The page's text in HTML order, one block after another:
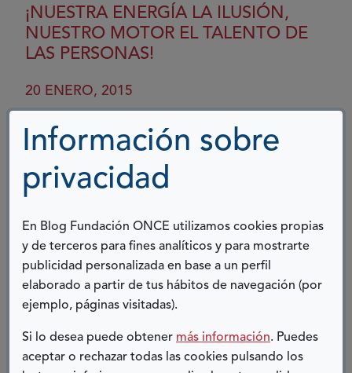
Información sobre
privacidad
En Blog Fundación ONCE utilizamos cookies propias
y de terceros para fines analíticos y para mostrarte
publicidad personalizada en base a un perfil
elaborado a partir de tus hábitos de navegación (por
ejemplo, páginas visitadas).
Si lo desea puede obtener más información. Puedes
aceptar o rechazar todas las cookies pulsando los
solidaridad
es
patrimonio
todos
¡NUESTRA ENERGÍA LA ILUSIÓN,
NUESTRO MOTOR EL TALENTO DE
LAS PERSONAS!
20 ENERO, 2015
Con estos elementos que nos permiten hacer
camino, y con el propósito de abrir un nuevo
espacio de expresión de conocimientos y reflexión,
presentamos el Blog de Fundación
Ver más
sobre
¡Nuestra
energía
Ilusión,
nuestro
UNOS DÍAS GENIALES
10 SEPTIEMBRE, 2024